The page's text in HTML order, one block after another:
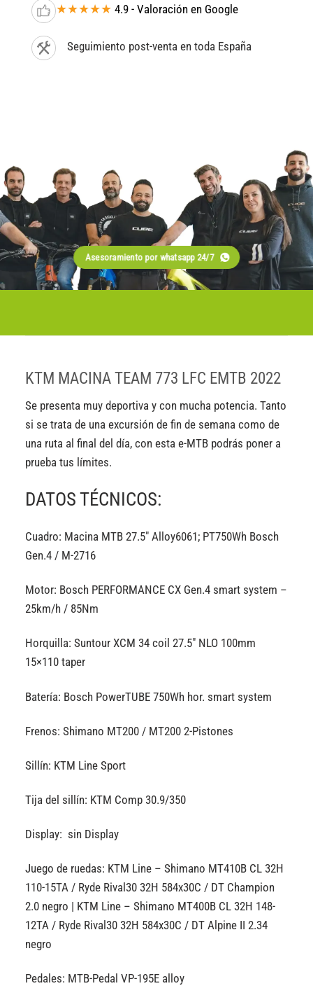
★★★★★ 4.9 - Valoración en Google
Seguimiento post-venta en toda España
Asesoramiento por whatsapp 24/7
KTM MACINA TEAM 773 LFC EMTB 2022
Se presenta muy deportiva y con mucha potencia. Tanto
si se trata de una excursión de fin de semana como de
una ruta al final del día, con esta e-MTB podrás poner a
prueba tus límites.
DATOS TÉCNICOS:
Cuadro: Macina MTB 27.5″ Alloy6061; PT750Wh Bosch
Gen.4 / M-2716
Motor: Bosch PERFORMANCE CX Gen.4 smart system –
25km/h / 85Nm
Horquilla: Suntour XCM 34 coil 27.5″ NLO 100mm
15×110 taper
Batería: Bosch PowerTUBE 750Wh hor. smart system
Frenos: Shimano MT200 / MT200 2-Pistones
Sillín: KTM Line Sport
Tija del sillín: KTM Comp 30.9/350
Display: sin Display
Juego de ruedas: KTM Line – Shimano MT410B CL 32H
110-15TA / Ryde Rival30 32H 584x30C / DT Champion
2.0 negro | KTM Line – Shimano MT400B CL 32H 148-
12TA / Ryde Rival30 32H 584x30C / DT Alpine II 2.34
negro
Pedales: MTB-Pedal VP-195E alloy